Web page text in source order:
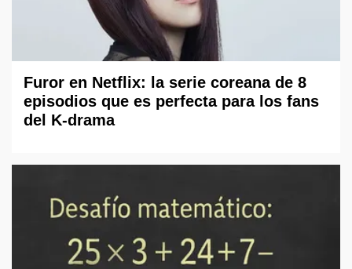
Furor en Netflix: la serie coreana de 8
episodios que es perfecta para los fans
del K-drama